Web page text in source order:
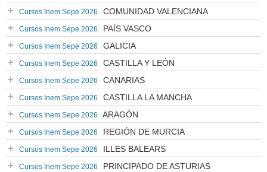
Cursos Inem Sepe 2026 COMUNIDAD VALENCIANA
Cursos Inem Sepe 2026 PAÍS VASCO
Cursos Inem Sepe 2026 GALICIA
Cursos Inem Sepe 2026 CASTILLA Y LEÓN
Cursos Inem Sepe 2026 CANARIAS
Cursos Inem Sepe 2026 CASTILLA LA MANCHA
Cursos Inem Sepe 2026 ARAGÓN
Cursos Inem Sepe 2026 REGIÓN DE MURCIA
Cursos Inem Sepe 2026 ILLES BALEARS
Cursos Inem Sepe 2026 PRINCIPADO DE ASTURIAS